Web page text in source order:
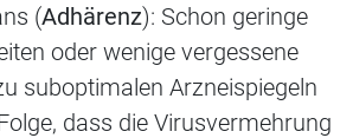
(Adhärenz): Schon geringe
oder wenige vergessene
suboptimalen Arzneispiegeln
dass die Virusvermehrung